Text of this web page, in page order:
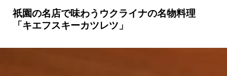
カレーが好き
祇園の名店で味わうウクライナの名物料理
「キエフスキーカツレツ」